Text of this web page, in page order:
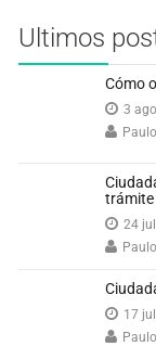
Ultimos
Cómo
3
trámite
24
17